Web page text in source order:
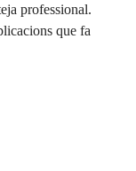
professional.
que fa